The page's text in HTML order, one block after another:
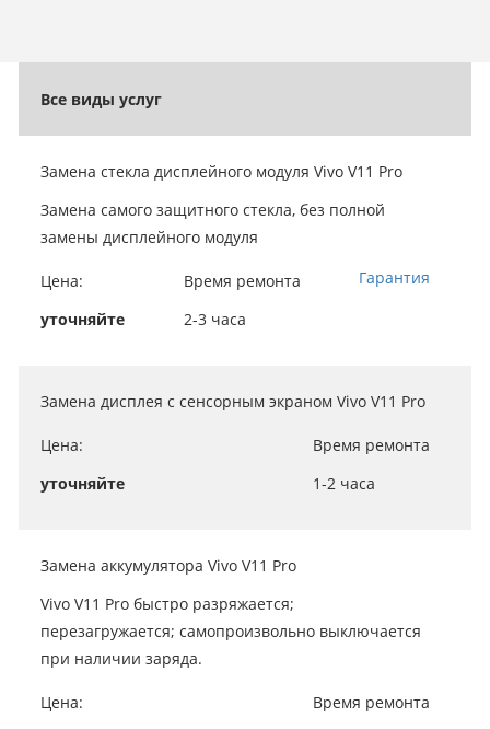
Все виды услуг
Замена стекла дисплейного модуля Vivo V11 Pro
Замена самого защитного стекла, без полной
замены дисплейного модуля
Цена:
уточняйте
Время ремонта
2-3 часа
Гарантия
Замена дисплея c сенсорным экраном Vivo V11 Pro
Цена:
уточняйте
Время ремонта
1-2 часа
Замена аккумулятора Vivo V11 Pro
Vivo V11 Pro быстро разряжается;
перезагружается; самопроизвольно выключается
при наличии заряда.
Цена: Время ремонта